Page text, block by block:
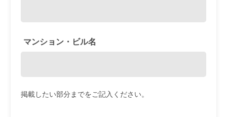
マンション・ビル名
掲載したい部分までをご記入ください。